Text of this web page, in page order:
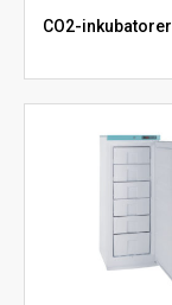
CO2-inkubatorer